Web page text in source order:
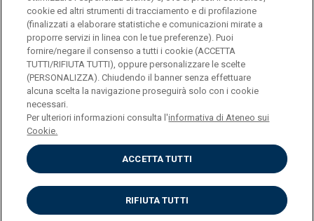
logo UC
© Università Cattolica del Sacro Cuore Largo A.
Gemelli 1, 20123 Milano PI 02133120150
Privacy
Impostazione dei cookies
cookie ed altri strumenti di tracciamento e di profilazione
(finalizzati a elaborare statistiche e comunicazioni mirate a
proporre servizi in linea con le tue preferenze). Puoi
fornire/negare il consenso a tutti i cookie (ACCETTA
TUTTI/RIFIUTA TUTTI), oppure personalizzare le scelte
(PERSONALIZZA). Chiudendo il banner senza effettuare
alcuna scelta la navigazione proseguirà solo con i cookie
necessari.
Per ulteriori informazioni consulta l'informativa di Ateneo sui
Cookie.
ACCETTA TUTTI
RIFIUTA TUTTI